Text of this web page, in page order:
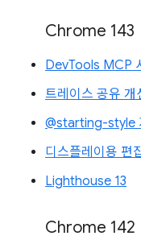
Chrome 143
DevTools MCP
트레이스 공유 개
@starting-style
디스플레이용 편
Lighthouse 13
Chrome 142